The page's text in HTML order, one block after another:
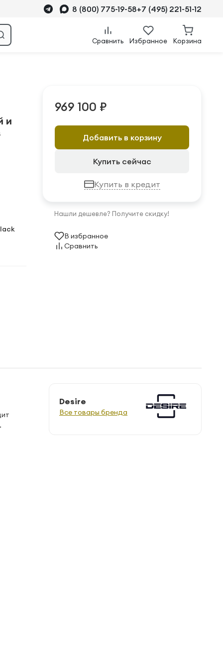
8 (800) 775-19-58+7 (495) 221-51-12
Сравнить Избранное Корзина
и
969 100 ₽
Добавить в корзину
Купить сейчас
Купить в кредит
Нашли дешевле? Получите скидку!
В избранное
Сравнить
Desire
Все товары бренда